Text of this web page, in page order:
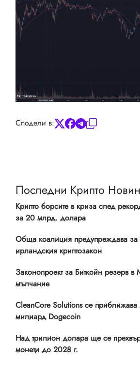
Сподели в:
Последни Крипто
Крипто борсите в криза след
за 20 млрд. долара
Обща коалиция предупреждава за
ирландския криптозакон
Законопроект за Биткойн резерв в
мълчание
CleanCore Solutions се приближава
милиард Dogecoin
Над трилион долара ще се
монети до 2028 г.